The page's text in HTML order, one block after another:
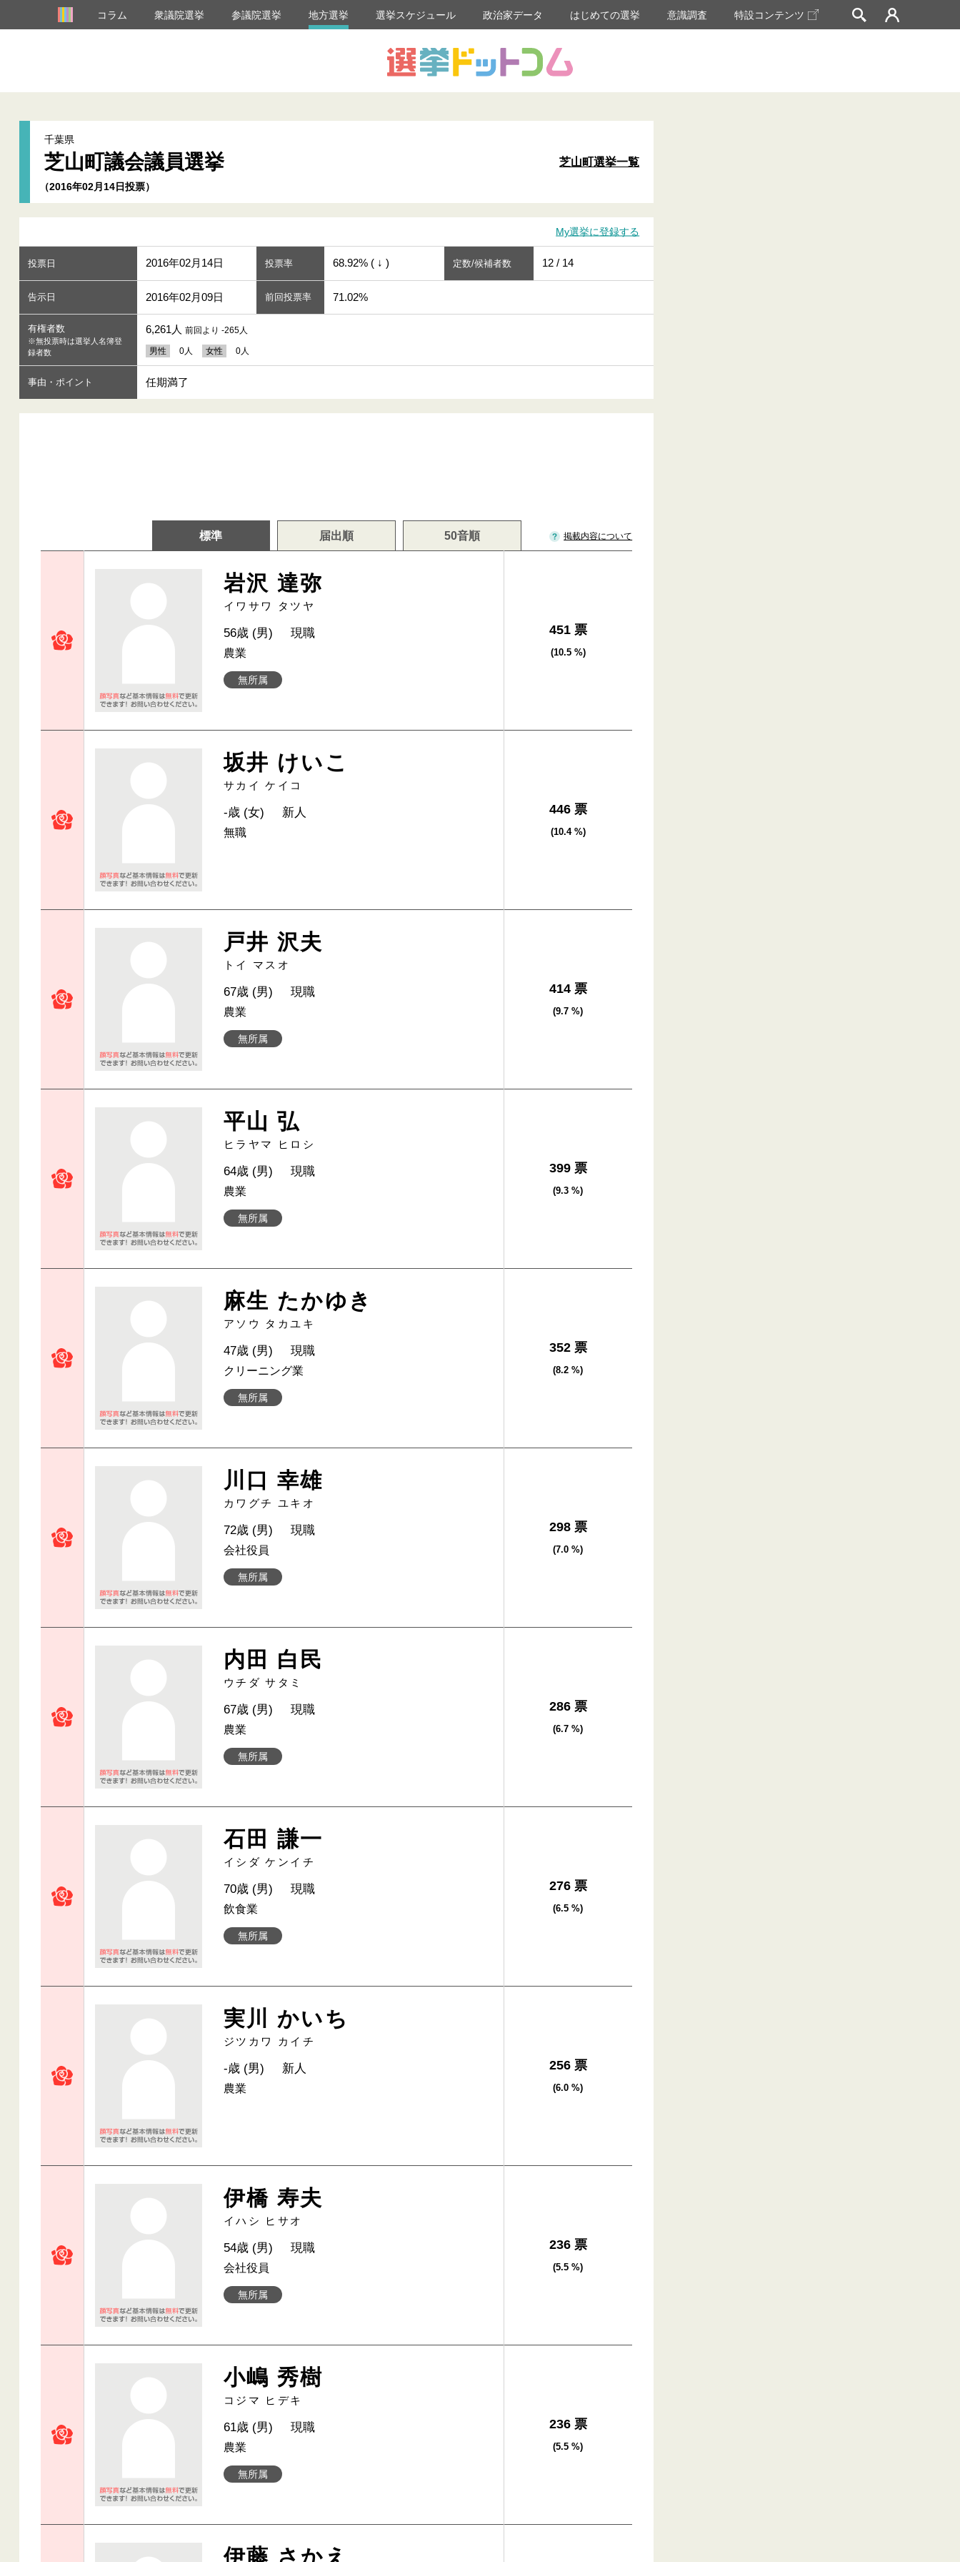
コラム 衆議院選挙 参議院選挙 地方選挙 選挙スケジュール 政治家データ はじめての選挙 意識調査 特設コンテンツ
千葉県
芝山町議会議員選挙
（2016年02月14日投票）
芝山町選挙一覧
My選挙に登録する
投票日 2016年02月14日 投票率 68.92% ( ↓ ) 定数/候補者数 12 / 14
告示日 2016年02月09日 前回投票率 71.02%
有権者数
※無投票時は選挙人名簿登
録者数
6,261人 前回より -265人
男性 0人 女性 0人
事由・ポイント 任期満了
標準 届出順 50音順 掲載内容について
岩沢 達弥
イワサワ タツヤ
無所属
56歳 (男) 現職
農業
451 票
(10.5 %)
坂井 けいこ
サカイ ケイコ
-歳 (女) 新人
無職
446 票
(10.4 %)
戸井 沢夫
トイ マスオ
無所属
67歳 (男) 現職
農業
414 票
(9.7 %)
平山 弘
ヒラヤマ ヒロシ
無所属
64歳 (男) 現職
農業
399 票
(9.3 %)
麻生 たかゆき
アソウ タカユキ
無所属
47歳 (男) 現職
クリーニング業
352 票
(8.2 %)
川口 幸雄
カワグチ ユキオ
無所属
72歳 (男) 現職
会社役員
298 票
(7.0 %)
内田 白民
ウチダ サタミ
無所属
67歳 (男) 現職
農業
286 票
(6.7 %)
石田 謙一
イシダ ケンイチ
無所属
70歳 (男) 現職
飲食業
276 票
(6.5 %)
実川 かいち
ジツカワ カイチ
-歳 (男) 新人
農業
256 票
(6.0 %)
伊橋 寿夫
イハシ ヒサオ
無所属
54歳 (男) 現職
会社役員
236 票
(5.5 %)
小嶋 秀樹
コジマ ヒデキ
無所属
61歳 (男) 現職
農業
236 票
(5.5 %)
伊藤 さかえ